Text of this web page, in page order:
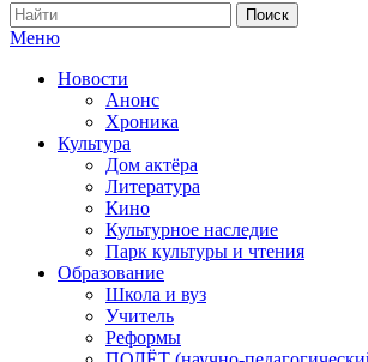
Меню
Новости
Анонс
Хроника
Культура
Дом актёра
Литература
Кино
Культурное наследие
Парк культуры и чтения
Образование
Школа и вуз
Учитель
Реформы